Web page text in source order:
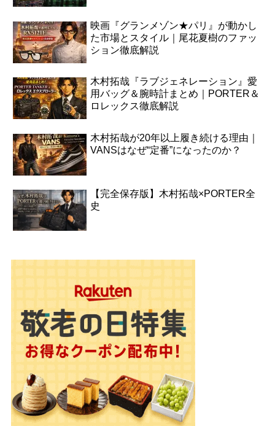
映画『グランメゾン★パリ』が動かし
た市場とスタイル｜尾花夏樹のファッ
ション徹底解説
木村拓哉『ラブジェネレーション』愛
用バッグ＆腕時計まとめ｜PORTER＆
ロレックス徹底解説
木村拓哉が20年以上履き続ける理由｜
VANSはなぜ“定番”になったのか？
【完全保存版】木村拓哉×PORTER全
史